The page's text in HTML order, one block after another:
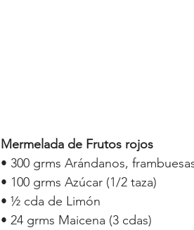
Mermelada de Frutos rojos
• 300 grms Arándanos,
• 100 grms Azúcar (1/2 taza)
• ½ cda de Limón
• 24 grms Maicena (3 cdas)